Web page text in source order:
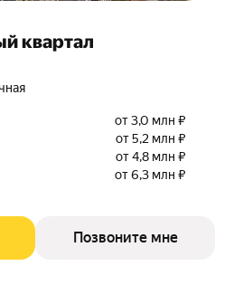
квартал
от 3,0 млн ₽
от 5,2 млн ₽
от 4,8 млн ₽
от 6,3 млн ₽
Позвоните мне